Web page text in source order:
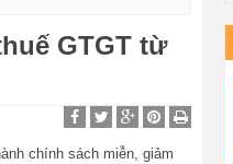
GTGT từ
chính sách miễn, giảm